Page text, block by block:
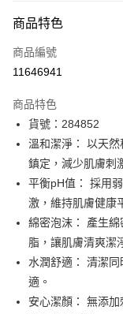
icash Pay
信用卡一次付款
LINE Pay
Apple Pay
街口支付
悠遊付
Google Pay
運送方式
7-11取貨付款［需3-
商品特色
商品編號
11646941
商品特色
貨號：284852
溫和潔淨： 以天
鎮定，減少肌膚刺
平衡pH值： 採用
激，維持肌膚健康
綿密泡沫： 產生
脂，讓肌膚清爽潔
水潤舒適： 清潔
適。
安心潔顏： 無添